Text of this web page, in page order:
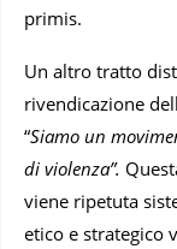
primis.
Un altro tratto
rivendicazione
“Siamo un
di violenza”.
viene ripetuta
etico e strategico